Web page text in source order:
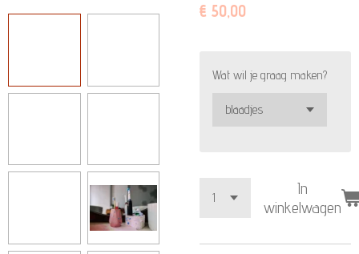
€ 50,00
Wat wil je graag maken?
In
winkelwagen